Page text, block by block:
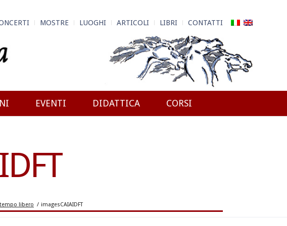
MOSTRE LUOGHI ARTICOLI LIBRI CONTATTI
EVENTI DIDATTICA CORSI
libero / imagesCAIAIDFT